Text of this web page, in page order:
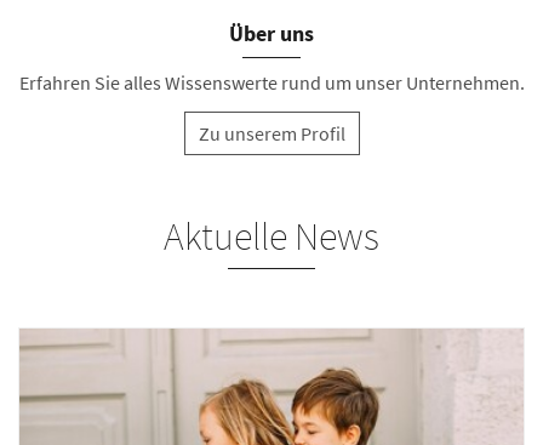
Über uns
Erfahren Sie alles Wissenswerte rund um unser Unternehmen.
Zu unserem Profil
Aktuelle News